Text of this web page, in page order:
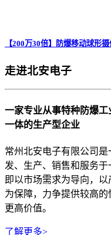
【200万30倍】防爆移动球形摄
走进北安电子
一家专业从事特种防爆
一体的生产型企业
常州北安电子有限公司
发、生产、销售和服务于
即以市场需求为导向，
为保障，力争提供较高
更高价值。
了解更多>